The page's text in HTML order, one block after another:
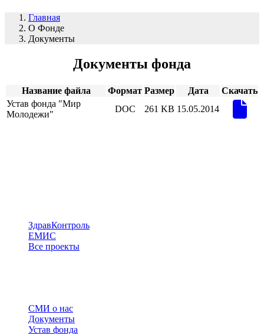
Главная
О Фонде
Документы
Документы фонда
Название файла Формат Размер Дата
Скачать
Устав фонда "Мир
Молодежи"
DOC 261 KB 15.05.2014
ЗдравКонтроль
ЕМИС
Все проекты
СМИ о нас
Документы
Устав фонда